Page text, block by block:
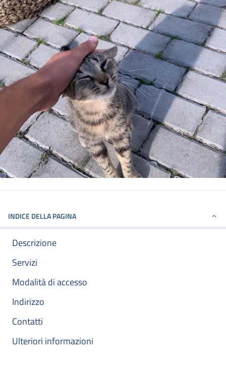
INDICE DELLA PAGINA
Descrizione
Servizi
Modalità di accesso
Indirizzo
Contatti
Ulteriori informazioni